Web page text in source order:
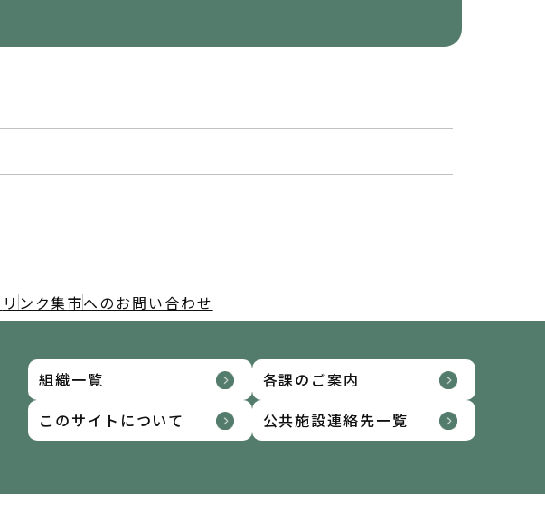
リンク集市へのお問い合わせ
組織一覧
各課のご案内
このサイトについて
公共施設連絡先一覧